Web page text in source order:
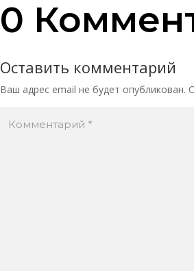
0
Оставить комментарий
Ваш адрес email не будет опубликован.